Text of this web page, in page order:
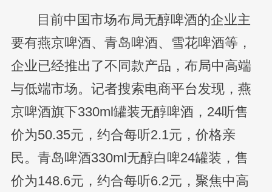
目前中国市场布局无醇啤酒的企业主
要有燕京啤酒、青岛啤酒、雪花啤酒等，
企业已经推出了不同款产品，布局中高端
与低端市场。记者搜索电商平台发现，燕
京啤酒旗下330ml罐装无醇啤酒，24听售
价为50.35元，约合每听2.1元，价格亲
民。青岛啤酒330ml无醇白啤24罐装，售
价为148.6元，约合每听6.2元，聚焦中高